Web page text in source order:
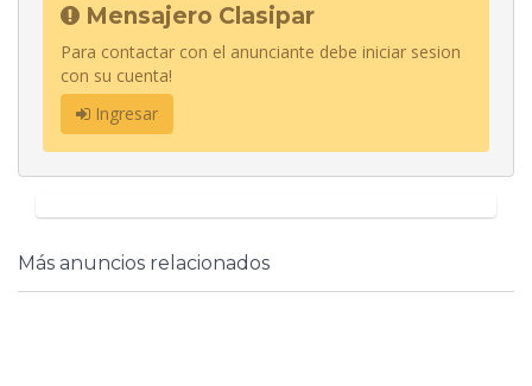
Mensajero Clasipar
Para contactar con el anunciante debe iniciar sesion
con su cuenta!
Ingresar
Más anuncios relacionados